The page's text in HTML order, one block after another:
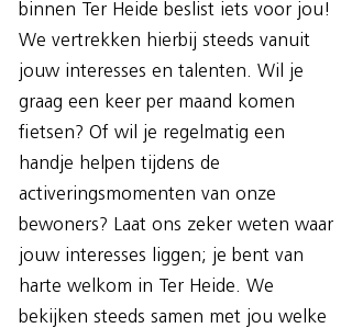
binnen Ter Heide beslist iets voor jou!
We vertrekken hierbij steeds vanuit
jouw interesses en talenten. Wil je
graag een keer per maand komen
fietsen? Of wil je regelmatig een
handje helpen tijdens de
activeringsmomenten van onze
bewoners? Laat ons zeker weten waar
jouw interesses liggen; je bent van
harte welkom in Ter Heide. We
bekijken steeds samen met jou welke